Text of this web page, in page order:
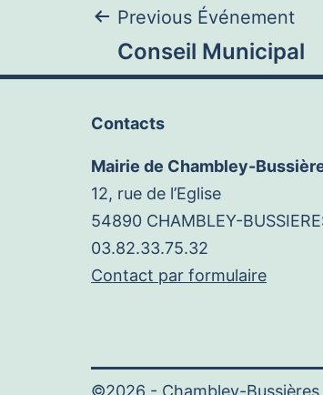
Navigation
de
l’article
Previous Événement
Conseil Municipal
Contacts
Mairie de Chambley-
12, rue de l’Eglise
54890 CHAMBLEY-
03.82.33.75.32
Contact par formulaire
©2026 - Chambley-Bussières